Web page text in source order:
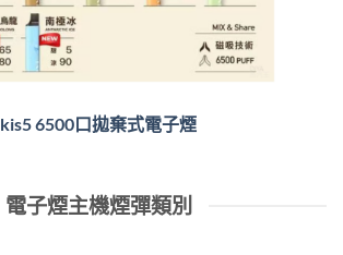
kis5 6500口拋棄式電子煙
電子煙主機煙彈類別